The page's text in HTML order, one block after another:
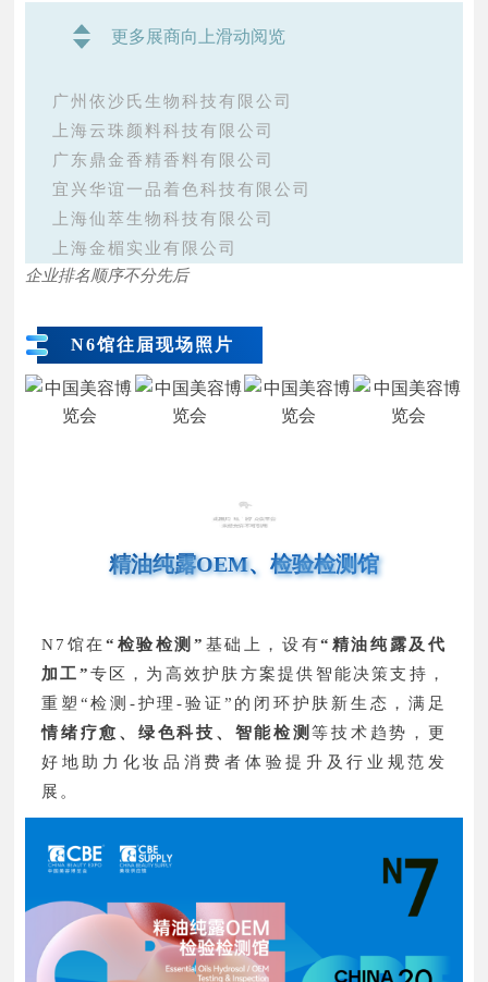
更多展商向上滑动阅览
广州依沙氏生物科技有限公司
上海云珠颜料科技有限公司
广东鼎金香精香料有限公司
宜兴华谊一品着色科技有限公司
上海仙萃生物科技有限公司
上海金楣实业有限公司
浙江赛兆香精香料有限公司
成都云希化工有限公司
赣州华汉生物科技有限公司
文言信息科技（上海）有限公司
广州新数智能科技有限公司
湖南利尔康生物股份有限公司
上海亨安化工有限公司
昆山奥都维尔科技有限公司
杭州隐山馥文化传播有限公司
厦门迈麟蓝锐生物科技有限公司
企业排名顺序不分先后
N6馆往届现场照片
N7
精油纯露OEM、检验检测馆
N7馆在 “检验检测” 基础上，设有“精油纯露及代
加工”专区，为高效护肤方案提供智能决策支持，
重塑“检测-护理-验证”的闭环护肤新生态，满足
情绪疗愈、绿色科技、智能检测等技术趋势，更
好地助力化妆品消费者体验提升及行业规范发
展。